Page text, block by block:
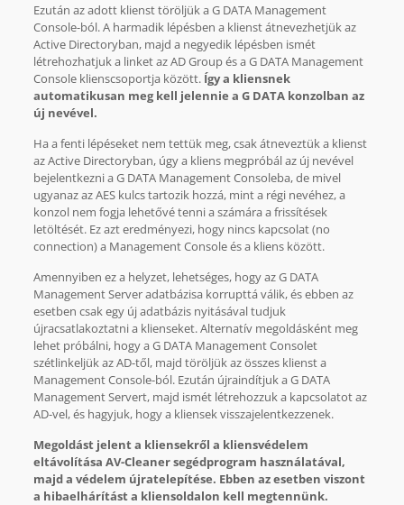
Ezután az adott klienst töröljük a G DATA Management
Console-ból. A harmadik lépésben a klienst átnevezhetjük az
Active Directoryban, majd a negyedik lépésben ismét
létrehozhatjuk a linket az AD Group és a G DATA Management
Console klienscsoportja között. Így a kliensnek
automatikusan meg kell jelennie a G DATA konzolban az
új nevével.
Ha a fenti lépéseket nem tettük meg, csak átneveztük a klienst
az Active Directoryban, úgy a kliens megpróbál az új nevével
bejelentkezni a G DATA Management Consoleba, de mivel
ugyanaz az AES kulcs tartozik hozzá, mint a régi nevéhez, a
konzol nem fogja lehetővé tenni a számára a frissítések
letöltését. Ez azt eredményezi, hogy nincs kapcsolat (no
connection) a Management Console és a kliens között.
Amennyiben ez a helyzet, lehetséges, hogy az G DATA
Management Server adatbázisa korrupttá válik, és ebben az
esetben csak egy új adatbázis nyitásával tudjuk
újracsatlakoztatni a klienseket. Alternatív megoldásként meg
lehet próbálni, hogy a G DATA Management Consolet
szétlinkeljük az AD-től, majd töröljük az összes klienst a
Management Console-ból. Ezután újraindítjuk a G DATA
Management Servert, majd ismét létrehozzuk a kapcsolatot az
AD-vel, és hagyjuk, hogy a kliensek visszajelentkezzenek.
Megoldást jelent a kliensekről a kliensvédelem
eltávolítása AV-Cleaner segédprogram használatával,
majd a védelem újratelepítése. Ebben az esetben viszont
a hibaelhárítást a kliensoldalon kell megtennünk.